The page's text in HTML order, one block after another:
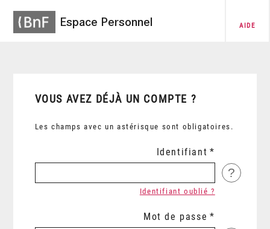
Espace Personnel AIDE
VOUS AVEZ DÉJÀ UN COMPTE ?
Les champs avec un astérisque sont obligatoires.
Identifiant
?
Identifiant oublié ?
Mot de passe